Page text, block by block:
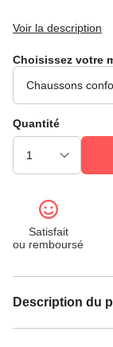
Voir la description
Choisissez votre
Quantité
Satisfait
ou remboursé
Description du